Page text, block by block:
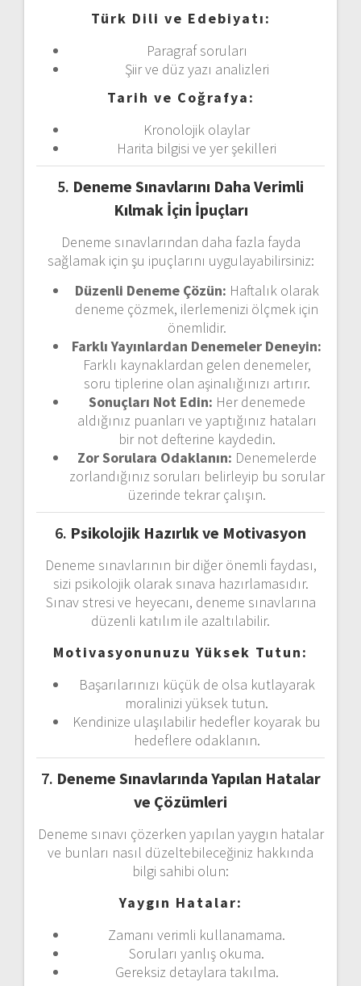
Türk Dili ve Edebiyatı:
Paragraf soruları
Şiir ve düz yazı analizleri
Tarih ve Coğrafya:
Kronolojik olaylar
Harita bilgisi ve yer şekilleri
5. Deneme Sınavlarını Daha Verimli
Kılmak İçin İpuçları
Deneme sınavlarından daha fazla fayda
sağlamak için şu ipuçlarını uygulayabilirsiniz:
Düzenli Deneme Çözün: Haftalık olarak
deneme çözmek, ilerlemenizi ölçmek için
önemlidir.
Farklı Yayınlardan Denemeler Deneyin:
Farklı kaynaklardan gelen denemeler,
soru tiplerine olan aşinalığınızı artırır.
Sonuçları Not Edin: Her denemede
aldığınız puanları ve yaptığınız hataları
bir not defterine kaydedin.
Zor Sorulara Odaklanın: Denemelerde
zorlandığınız soruları belirleyip bu sorular
üzerinde tekrar çalışın.
6. Psikolojik Hazırlık ve Motivasyon
Deneme sınavlarının bir diğer önemli faydası,
sizi psikolojik olarak sınava hazırlamasıdır.
Sınav stresi ve heyecanı, deneme sınavlarına
düzenli katılım ile azaltılabilir.
Motivasyonunuzu Yüksek Tutun:
Başarılarınızı küçük de olsa kutlayarak
moralinizi yüksek tutun.
Kendinize ulaşılabilir hedefler koyarak bu
hedeflere odaklanın.
7. Deneme Sınavlarında Yapılan Hatalar
ve Çözümleri
Deneme sınavı çözerken yapılan yaygın hatalar
ve bunları nasıl düzeltebileceğiniz hakkında
bilgi sahibi olun:
Yaygın Hatalar:
Zamanı verimli kullanamama.
Soruları yanlış okuma.
Gereksiz detaylara takılma.